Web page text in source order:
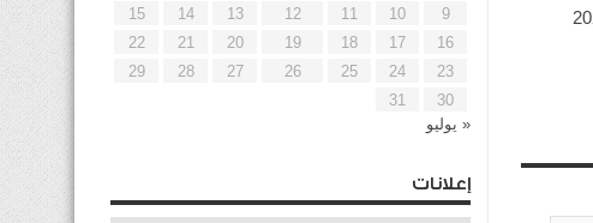
9
10
11
12
13
14
15
16
17
18
19
20
21
22
23
24
25
26
27
28
29
30
31
« يوليو
إعلانات